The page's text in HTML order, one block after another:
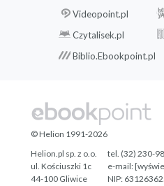
Videopoint.pl
Czytalisek.pl
Biblio.Ebookpoint.pl
© Helion 1991-2026
Helion.pl sp. z o.o.
ul. Kościuszki 1c
44-100 Gliwice
tel. (32) 230-
e-mail:
NIP: